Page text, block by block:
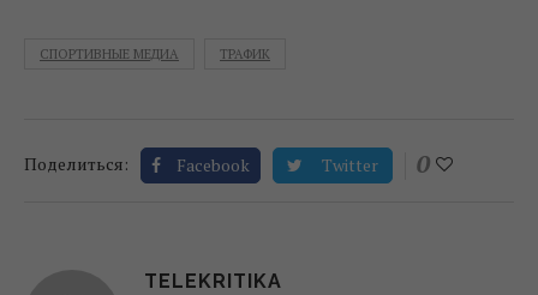
СПОРТИВНЫЕ МЕДИА ТРАФИК
Поделиться: Facebook Twitter 0
TELEKRITIKA